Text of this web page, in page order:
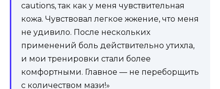
cautions, так как у меня чувствительная
кожа. Чувствовал легкое жжение, что меня
не удивило. После нескольких
применений боль действительно утихла,
и мои тренировки стали более
комфортными. Главное — не переборщить
с количеством мази!»